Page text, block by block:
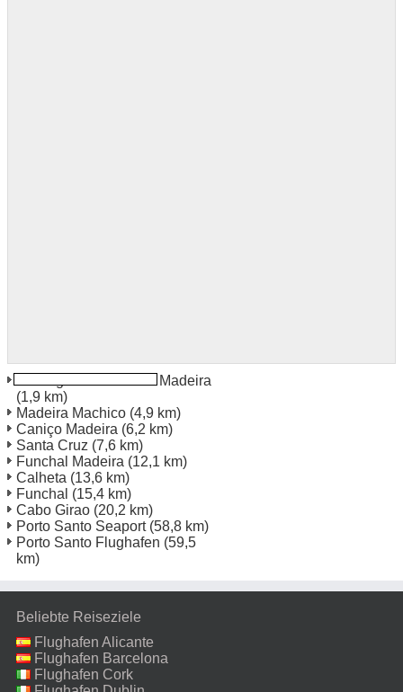
Int Flughafen Funchal Madeira
(1,9 km)
Madeira Machico (4,9 km)
Caniço Madeira (6,2 km)
Santa Cruz (7,6 km)
Funchal Madeira (12,1 km)
Calheta (13,6 km)
Funchal (15,4 km)
Cabo Girao (20,2 km)
Porto Santo Seaport(58,8 km)
Porto Santo Flughafen (59,5
km)
Beliebte Reiseziele
Flughafen Alicante
Flughafen Barcelona
Flughafen Cork